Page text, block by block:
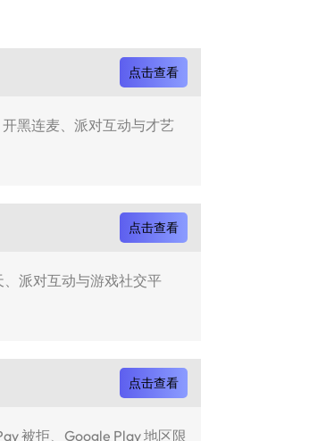
点击查看
黑连麦、派对互动与才艺
点击查看
派对互动与游戏社交平
点击查看
被拒、Google Play 地区限